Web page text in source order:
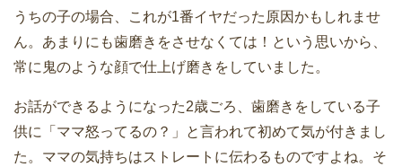
うちの子の場合、これが1番イヤだった原因かもしれませ
ん。あまりにも歯磨きをさせなくては！という思いから、
常に鬼のような顔で仕上げ磨きをしていました。
お話ができるようになった2歳ごろ、歯磨きをしている子
供に「ママ怒ってるの？」と言われて初めて気が付きまし
た。ママの気持ちはストレートに伝わるものですよね。そ